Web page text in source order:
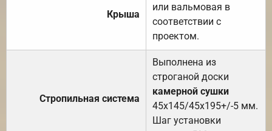
Крыша
или вальмовая в
соответствии с
проектом.
Стропильная система
Выполнена из
строганой доски
камерной сушки
45х145/45х195+/-5 мм.
Шаг установки